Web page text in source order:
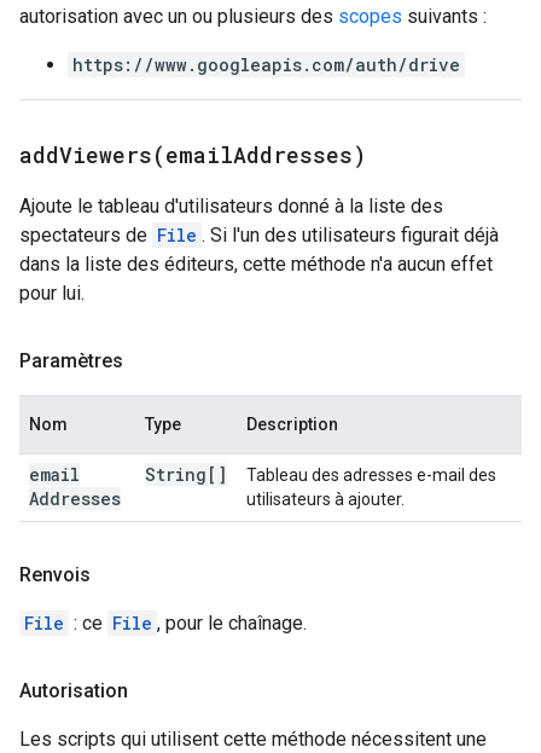
autorisation avec un ou plusieurs des scopes suivants :
https://www.googleapis.com/auth/drive
addViewers(emailAddresses)
Ajoute le tableau d'utilisateurs donné à la liste des
spectateurs de File . Si l'un des utilisateurs figurait déjà
dans la liste des éditeurs, cette méthode n'a aucun effet
pour lui.
Paramètres
Nom Type Description
email
Addresses
String[]
Tableau des adresses e-mail des
utilisateurs à ajouter.
Renvois
File : ce File , pour le chaînage.
Autorisation
Les scripts qui utilisent cette méthode nécessitent une